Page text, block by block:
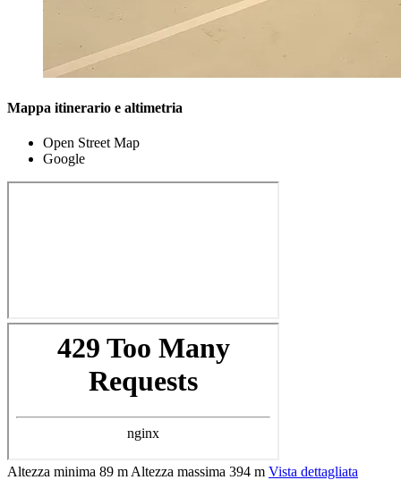
Mappa itinerario e altimetria
Open Street Map
Google
Altezza minima 89 m Altezza massima 394 m Vista dettagliata